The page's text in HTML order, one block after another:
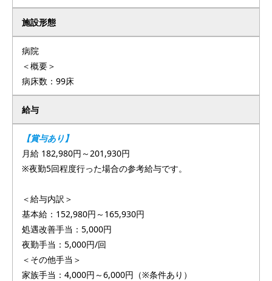
施設形態
病院
＜概要＞
病床数：99床
給与
【賞与あり】
月給 182,980円～201,930円
※夜勤5回程度行った場合の参考給与です。
＜給与内訳＞
基本給：152,980円～165,930円
処遇改善手当：5,000円
夜勤手当：5,000円/回
＜その他手当＞
家族手当：4,000円～6,000円（※条件あり）